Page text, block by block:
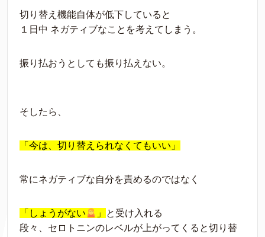
切り替え機能自体が低下していると
１日中 ネガティブなことを考えてしまう。
振り払おうとしても振り払えない。
そしたら、
「今は、切り替えられなくてもいい」
常にネガティブな自分を責めるのではなく
「しょうがない 」
と受け入れる
段々、セロトニンのレベルが上がってくると切り替